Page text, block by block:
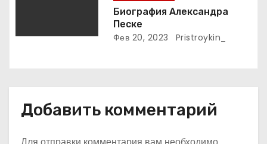
Биография Александра
Песке
Фев 20, 2023 Pristroykin_
Добавить комментарий